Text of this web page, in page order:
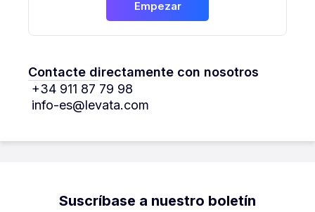
Empezar
Contacte directamente con nosotros
+34 911 87 79 98
info-es@levata.com
Suscríbase a nuestro boletín